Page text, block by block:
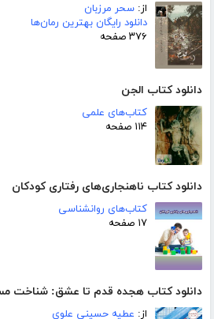
از: سحر مرزبان
دانلود رایگان بهترین رمان‌ها
۳۷۶ صفحه
دانلود کتاب الجن
کتاب‌های علمی
۱۱۴ صفحه
دانلود کتاب ناهنجاری‌های رفتاری کودکان
کتاب‌های روانشناسی
۱۷ صفحه
دانلود کتاب هجده قدم تا عشق: شناخت
از: عطیه حسینی علوی